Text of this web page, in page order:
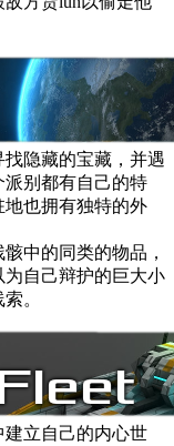
隐藏的宝藏，并遇
别都有自己的特
地也拥有独特的外
中的同类的物品，
自己辩护的巨大小
。
建立自己的内心世